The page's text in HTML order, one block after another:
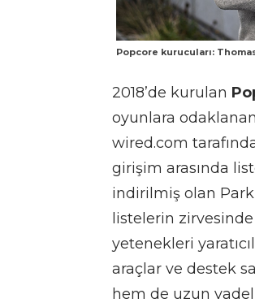
Popcore kurucuları:
2018’de kurulan
oyunlara
wired.com
girişim arasında
indirilmiş olan
listelerin
yetenekleri
araçlar ve destek
hem de uzun